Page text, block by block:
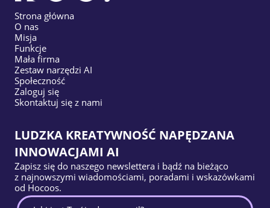
Strona główna
O nas
Misja
Funkcje
Mała firma
Zestaw narzędzi AI
Społeczność
Zaloguj się
Skontaktuj się z nami
LUDZKA KREATYWNOŚĆ NAPĘDZANA
INNOWACJAMI AI
Zapisz się do naszego newslettera i bądź na bieżąco
z najnowszymi wiadomościami, poradami i wskazówkami
od Hocoos.